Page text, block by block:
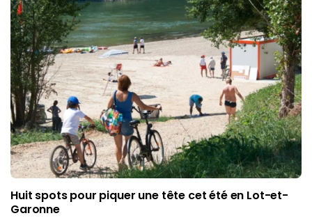
Huit spots pour piquer une tête cet été en Lot-et-
Garonne